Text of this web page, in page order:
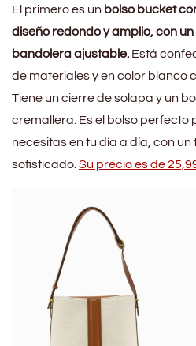
El primero es un bolso bucket
diseño redondo y amplio, con
bandolera ajustable. Está
de materiales y en color blanco
Tiene un cierre de solapa y un
cremallera. Es el bolso perfecto
necesitas en tu día a día, con
sofisticado. Su precio es de